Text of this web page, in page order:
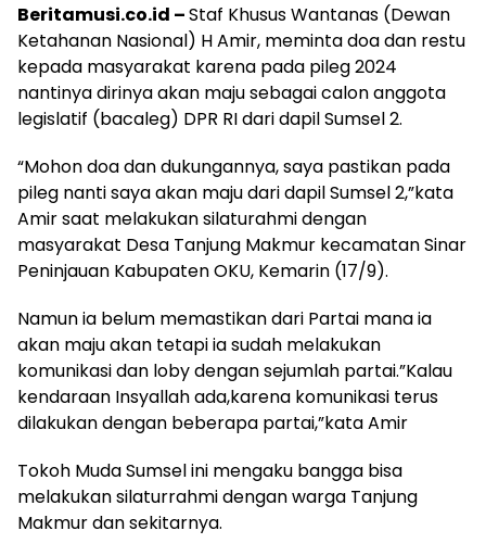
Beritamusi.co.id –Staf Khusus Wantanas (Dewan
Ketahanan Nasional) H Amir, meminta doa dan restu
kepada masyarakat karena pada pileg 2024
nantinya dirinya akan maju sebagai calon anggota
legislatif (bacaleg) DPR RI dari dapil Sumsel 2.
“Mohon doa dan dukungannya, saya pastikan pada
pileg nanti saya akan maju dari dapil Sumsel 2,”kata
Amir saat melakukan silaturahmi dengan
masyarakat Desa Tanjung Makmur kecamatan Sinar
Peninjauan Kabupaten OKU, Kemarin (17/9).
Namun ia belum memastikan dari Partai mana ia
akan maju akan tetapi ia sudah melakukan
komunikasi dan loby dengan sejumlah partai.”Kalau
kendaraan Insyallah ada,karena komunikasi terus
dilakukan dengan beberapa partai,”kata Amir
Tokoh Muda Sumsel ini mengaku bangga bisa
melakukan silaturrahmi dengan warga Tanjung
Makmur dan sekitarnya.